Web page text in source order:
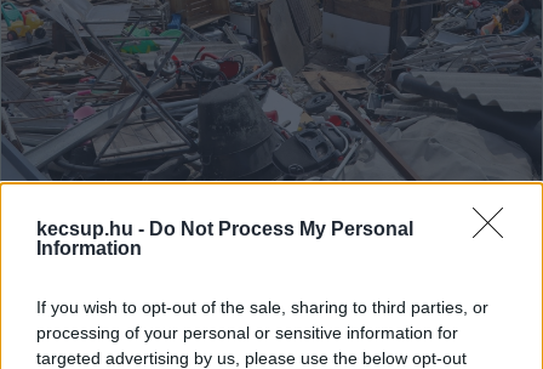
kecsup.hu - Do Not Process My Personal
Information
If you wish to opt-out of the sale, sharing to third parties, or
processing of your personal or sensitive information for
targeted advertising by us, please use the below opt-out
a csapdában" - szabálytalanul
felhalmozott szemét keseríti meg a
“Ez Kecskemét szégyenfoltja. És évek óta semmi
előrelépés nem történik” - mondták el azok a KecsUP-ot